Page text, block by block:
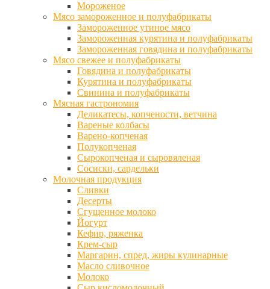
Мороженое
Мясо замороженное и полуфабрикаты
Замороженное утиное мясо
Замороженная курятина и полуфабрикаты
Замороженная говядина и полуфабрикаты
Мясо свежее и полуфабрикаты
Говядина и полуфабрикаты
Курятина и полуфабрикаты
Свинина и полуфабрикаты
Мясная гастрономия
Деликатесы, копчености, ветчина
Вареные колбасы
Варено-копченая
Полукопченая
Сырокопченая и сыровяленая
Сосиски, сардельки
Молочная продукция
Сливки
Десерты
Сгущенное молоко
Йогурт
Кефир, ряженка
Крем-сыр
Маргарин, спред, жиры кулинарные
Масло сливочное
Молоко